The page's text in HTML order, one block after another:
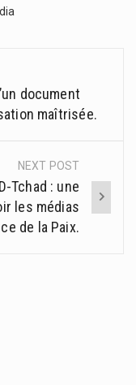
document
maîtrisée.
NEXT POST
Tchad : une
les médias
de la Paix.